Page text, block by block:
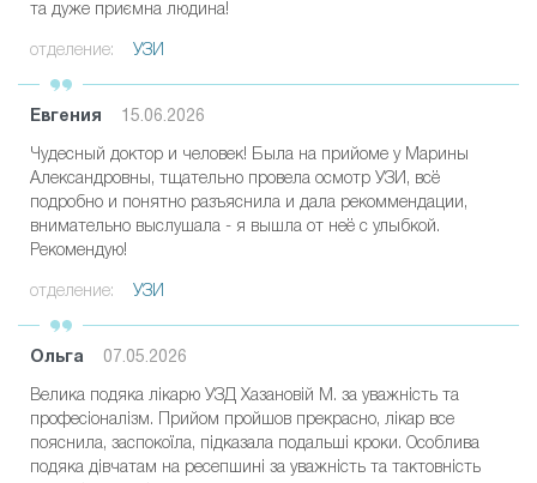
та дуже приємна людина!
отделение: УЗИ
Евгения 15.06.2026
Чудесный доктор и человек! Была на прийоме у Марины
Александровны, тщательно провела осмотр УЗИ, всё
подробно и понятно разъяснила и дала рекоммендации,
внимательно выслушала - я вышла от неё с улыбкой.
Рекомендую!
отделение: УЗИ
Ольга 07.05.2026
Велика подяка лікарю УЗД Хазановій М. за уважність та
професіоналізм. Прийом пройшов прекрасно, лікар все
пояснила, заспокоїла, підказала подальші кроки. Особлива
подяка дівчатам на ресепшині за уважність та тактовність